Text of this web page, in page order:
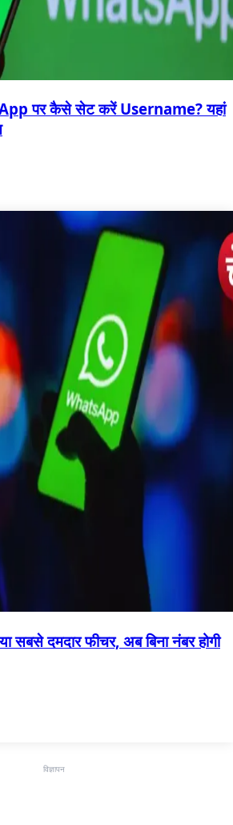
पर कैसे सेट करें Username? यहां
दमदार फीचर, अब बिना नंबर होगी
विज्ञापन